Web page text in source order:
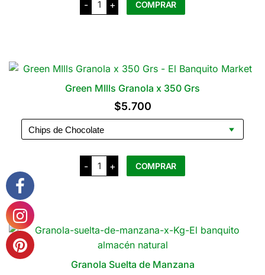
del
producto
$16.000
-
Granola
+ COMPRAR
varias
variantes.
opciones
pueden
elegir
en
Green MIlls Granola x 350 Grs
$5.700
-
Green
MIlls
Granola
+ COMPRAR
varias
variantes.
Las
Granola Suelta de Manzana